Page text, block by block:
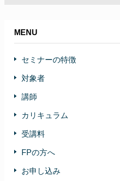
MENU
セミナーの特徴
対象者
講師
カリキュラム
受講料
FPの方へ
お申し込み